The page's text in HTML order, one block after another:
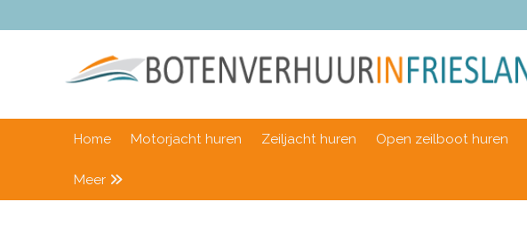
Home Motorjacht huren Zeiljacht huren Open zeilboot huren
Meer